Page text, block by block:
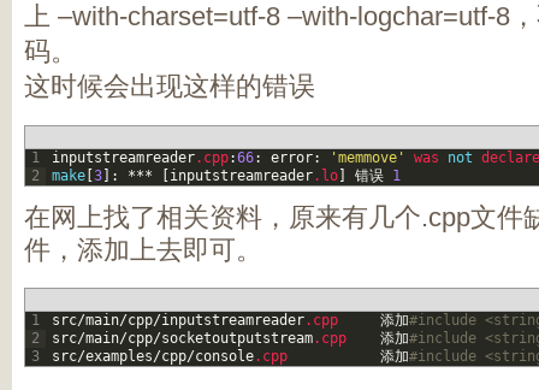
上 –with-charset=utf-8 –with-logchar=utf-8
码。
这时候会出现这样的错误
1
2
inputstreamreader.cpp:66: error: 'memmove' was not
make 3 : *** inputstreamreader.lo 错误 1
在网上找了相关资料，原来有几个.cpp文件
件，添加上去即可。
1
2
3
src/main/cpp/inputstreamreader.cpp 添加#include
src/main/cpp/socketoutputstream.cpp 添加#include
src/examples/cpp/console.cpp 添加#include